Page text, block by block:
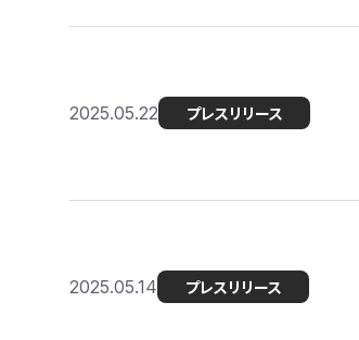
2025.05.22 プレスリリース
2025.05.14 プレスリリース